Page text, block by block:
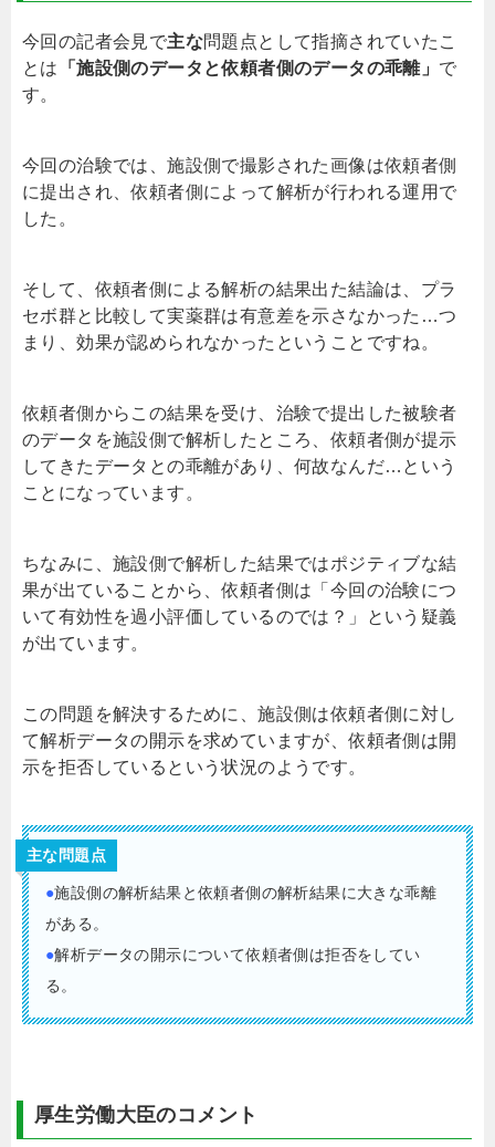
今回の記者会見で主な問題点として指摘されていたこ
とは
「施設側のデータと依頼者側のデータの乖離」 で
す。
今回の治験では、施設側で撮影された画像は依頼者側
に提出され、依頼者側によって解析が行われる運用で
した。
そして、依頼者側による解析の結果出た結論は、プラ
セボ群と比較して実薬群は有意差を示さなかった…つ
まり、効果が認められなかったということですね。
依頼者側からこの結果を受け、治験で提出した被験者
のデータを施設側で解析したところ、依頼者側が提示
してきたデータとの乖離があり、何故なんだ…という
ことになっています。
ちなみに、施設側で解析した結果ではポジティブな結
果が出ていることから、依頼者側は「今回の治験につ
いて有効性を過小評価しているのでは？」という疑義
が出ています。
この問題を解決するために、施設側は依頼者側に対し
て解析データの開示を求めていますが、依頼者側は開
示を拒否しているという状況のようです。
主な問題点
●施設側の解析結果と依頼者側の解析結果に大きな乖離
がある。
●解析データの開示について依頼者側は拒否をしてい
る。
厚生労働大臣のコメント